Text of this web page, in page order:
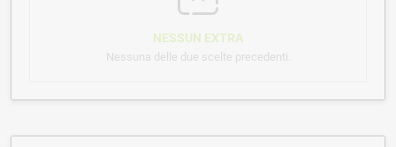
NESSUN EXTRA
Nessuna delle due scelte precedenti.